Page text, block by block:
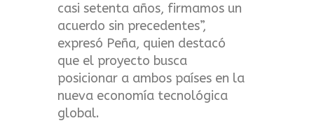
casi setenta años, firmamos un
acuerdo sin precedentes”,
expresó Peña, quien destacó
que el proyecto busca
posicionar a ambos países en la
nueva economía tecnológica
global.